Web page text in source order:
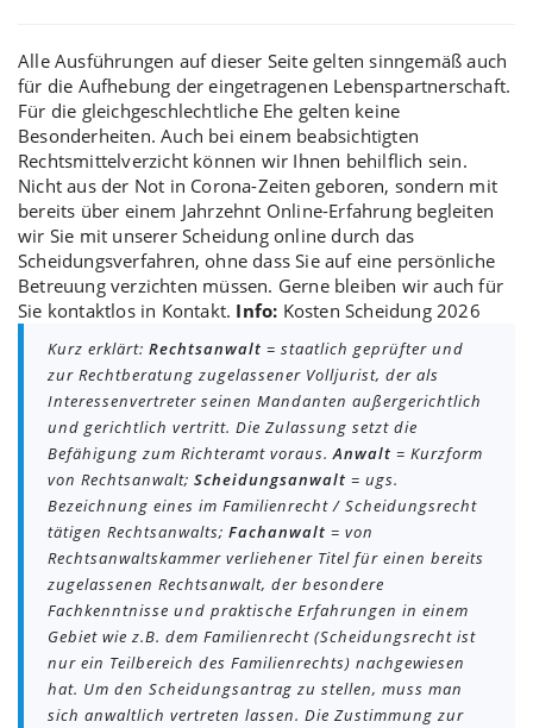
Alle Ausführungen auf dieser Seite gelten sinngemäß auch
für die Aufhebung der eingetragenen Lebenspartnerschaft.
Für die gleichgeschlechtliche Ehe gelten keine
Besonderheiten. Auch bei einem beabsichtigten
Rechtsmittelverzicht können wir Ihnen behilflich sein.
Nicht aus der Not in Corona-Zeiten geboren, sondern mit
bereits über einem Jahrzehnt Online-Erfahrung begleiten
wir Sie mit unserer Scheidung online durch das
Scheidungsverfahren, ohne dass Sie auf eine persönliche
Betreuung verzichten müssen. Gerne bleiben wir auch für
Sie kontaktlos in Kontakt. Info: Kosten Scheidung 2026
Kurz erklärt: Rechtsanwalt = staatlich geprüfter und
zur Rechtberatung zugelassener Volljurist, der als
Interessenvertreter seinen Mandanten außergerichtlich
und gerichtlich vertritt. Die Zulassung setzt die
Befähigung zum Richteramt voraus.Anwalt = Kurzform
von Rechtsanwalt; Scheidungsanwalt = ugs.
Bezeichnung eines im Familienrecht / Scheidungsrecht
tätigen Rechtsanwalts; Fachanwalt = von
Rechtsanwaltskammer verliehener Titel für einen bereits
zugelassenen Rechtsanwalt, der besondere
Fachkenntnisse und praktische Erfahrungen in einem
Gebiet wie z.B. dem Familienrecht (Scheidungsrecht ist
nur ein Teilbereich des Familienrechts) nachgewiesen
hat. Um den Scheidungsantrag zu stellen, muss man
sich anwaltlich vertreten lassen. Die Zustimmung zur